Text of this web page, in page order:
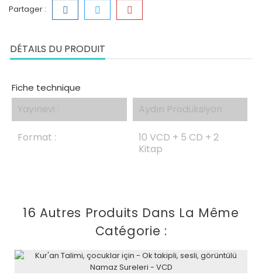
Partager :
DÉTAILS DU PRODUIT
Fiche technique
Yayınevi : Aydın Prodüksiyon
Format :
10 VCD + 5 CD + 2
Kitap
16 Autres Produits Dans La Même
Catégorie :